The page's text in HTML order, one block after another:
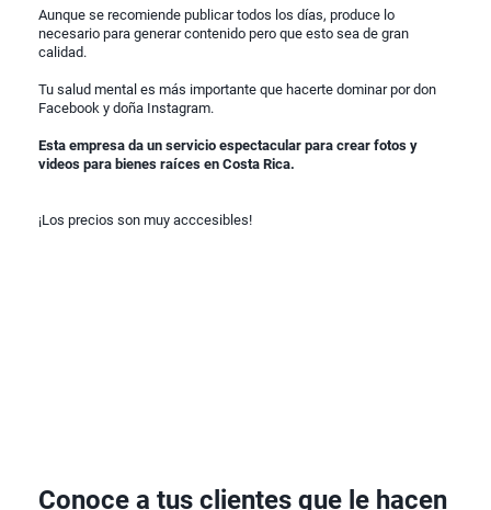
Aunque se recomiende publicar todos los días, produce lo
necesario para generar contenido pero que esto sea de gran
calidad.
Tu salud mental es más importante que hacerte dominar por don
Facebook y doña Instagram.
Esta empresa da un servicio espectacular para crear fotos y
videos para bienes raíces en Costa Rica.
¡Los precios son muy acccesibles!
Conoce a tus clientes que le hacen